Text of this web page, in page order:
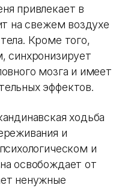
привлекает в
на свежем воздухе
Кроме того,
синхронизирует
мозга и имеет
эффектов.
ходьба
и
и
освобождает от
ненужные